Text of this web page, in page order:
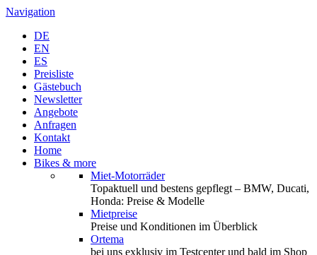
Navigation
DE
EN
ES
Preisliste
Gästebuch
Newsletter
Angebote
Anfragen
Kontakt
Home
Bikes & more
Miet-Motorräder
Topaktuell und bestens gepflegt – BMW, Ducati,
Honda: Preise & Modelle
Mietpreise
Preise und Konditionen im Überblick
Ortema
bei uns exklusiv im Testcenter und bald im Shop